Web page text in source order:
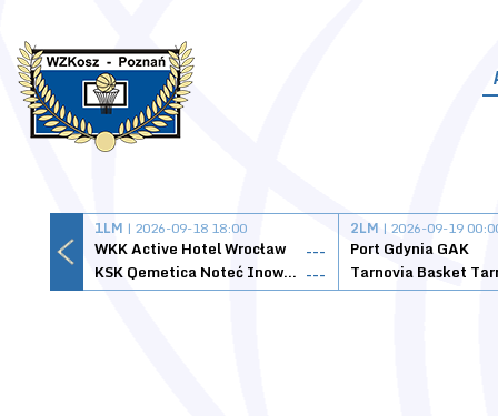
1LM | 2026-09-18 18:00
WKK Active Hotel Wrocław
---
KSK Qemetica Noteć Inowrocław ---
2LM | 2026-09-19
Port Gdynia GAK